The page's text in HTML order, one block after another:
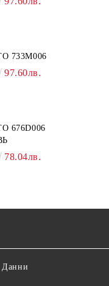
733M006
97.60лв.
676D006
78.04лв.